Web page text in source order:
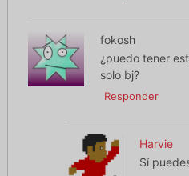
fokosh
¿puedo tener
solo bj?
Responder
Harvie
Sí